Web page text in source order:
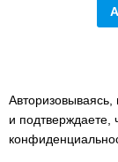
и подтверждаете,